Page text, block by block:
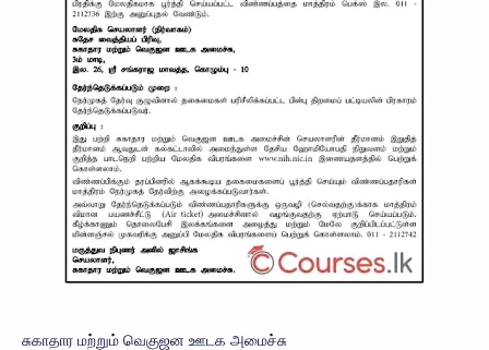
சுகாதார மற்றும் வெகுஜன ஊடக அமைச்சு